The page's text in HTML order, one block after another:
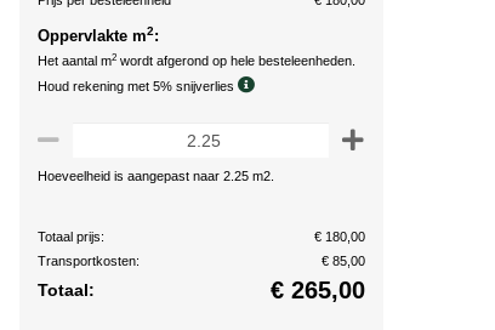
Oppervlakte m2:
Het aantal m2 wordt afgerond op hele besteleenheden.
Houd rekening met 5% snijverlies
Hoeveelheid is aangepast naar 2.25 m2.
Totaal prijs:
€ 180,00
Transportkosten:
€ 85,00
Totaal: € 265,00